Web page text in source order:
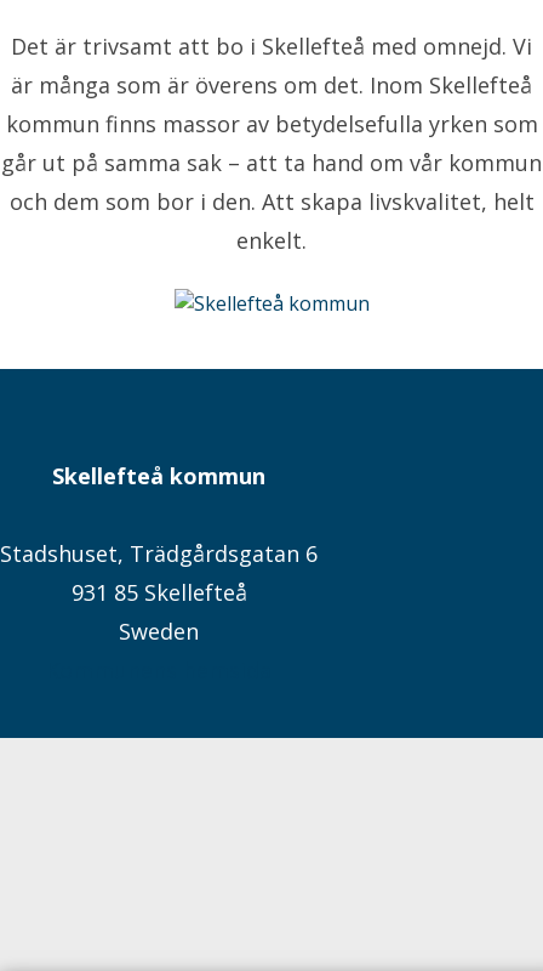
Det är trivsamt att bo i Skellefteå med omnejd. Vi
är många som är överens om det. Inom Skellefteå
kommun finns massor av betydelsefulla yrken som
går ut på samma sak – att ta hand om vår kommun
och dem som bor i den. Att skapa livskvalitet, helt
enkelt.
Skellefteå kommun
Stadshuset, Trädgårdsgatan 6
931 85 Skellefteå
Sweden